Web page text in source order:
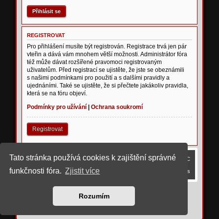
Tato stránka používá cookies k zajištění správné
funkčnosti fóra. Zjistit více
Rozumím
REGISTROVAT
Pro přihlášení musíte být registrován. Registrace trvá jen pár
vteřin a dává vám mnohem větší možnosti. Administrátor fóra
též může dávat rozšířené pravomoci registrovaným
uživatelům. Před registrací se ujistěte, že jste se obeznámili
s našimi podmínkami pro použití a s dalšími pravidly a
ujednáními. Také se ujistěte, že si přečtete jakákoliv pravidla,
která se na fóru objeví.
Podmínky pro užívání |Ochrana soukromí
Registrovat
Obsah fóra Všechny časy jsou v UTC
Smazat cookies
Kontaktujte nás